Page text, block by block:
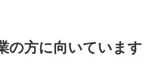
の方に向いています